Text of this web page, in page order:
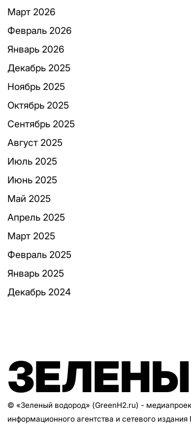
Март 2026
Февраль 2026
Январь 2026
Декабрь 2025
Ноябрь 2025
Октябрь 2025
Сентябрь 2025
Август 2025
Июль 2025
Июнь 2025
Май 2025
Апрель 2025
Март 2025
Февраль 2025
Январь 2025
Декабрь 2024
© «Зеленый водород» (GreenH2.ru) -
информационного агентства и сетевого